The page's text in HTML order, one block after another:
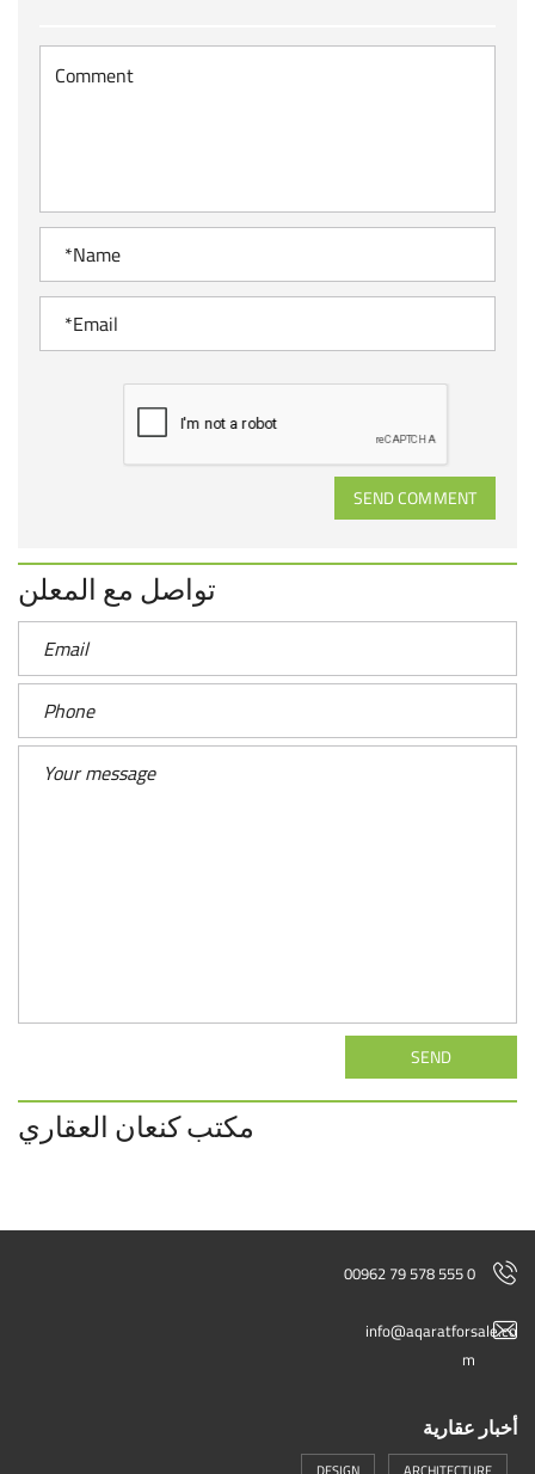
SEND COMMENT
تواصل مع المعلن
SEND
مكتب كنعان العقاري
00962 79 578 555 0
info@aqaratforsale.co
m
أخبار عقارية